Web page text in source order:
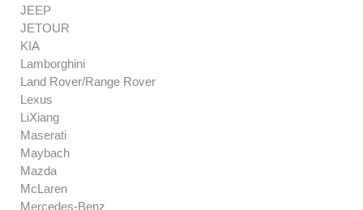
JEEP
JETOUR
KIA
Lamborghini
Land Rover/Range Rover
Lexus
LiXiang
Maserati
Maybach
Mazda
McLaren
Mercedes-Benz